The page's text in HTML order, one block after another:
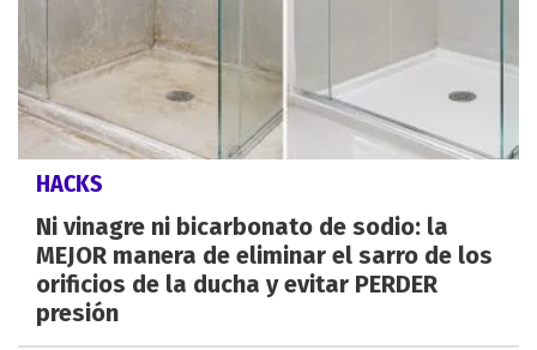
HACKS
Ni vinagre ni bicarbonato de sodio: la
MEJOR manera de eliminar el sarro de los
orificios de la ducha y evitar PERDER
presión